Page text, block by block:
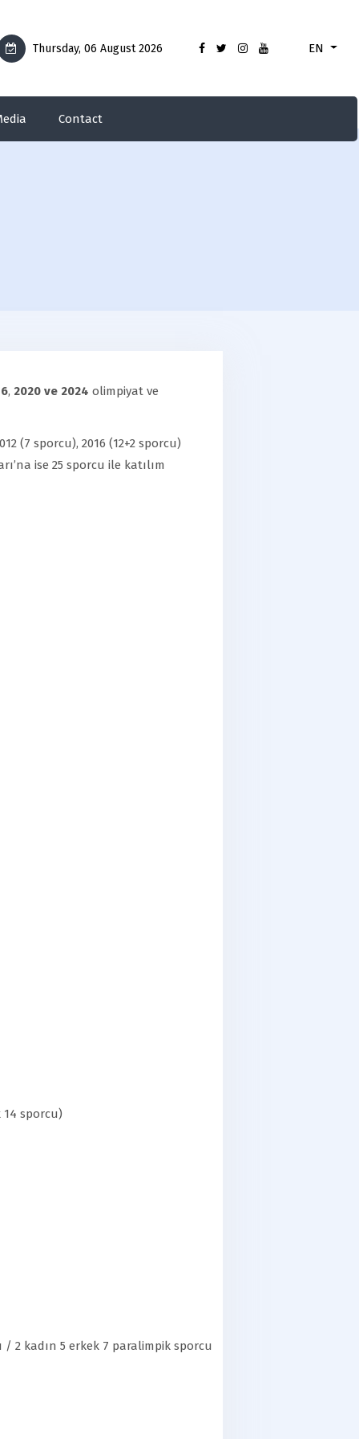
Thursday, 06 August 2026 EN
Contact
, 2020 ve 2024 olimpiyat ve
(7 sporcu), 2016 (12+2 sporcu)
ise 25 sporcu ile katılım
14 sporcu)
/ 2 kadın 5 erkek 7 paralimpik sporcu